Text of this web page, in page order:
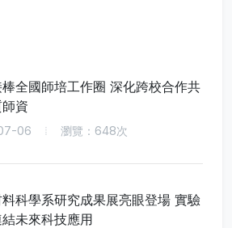
全國師培工作圈 深化跨校合作共
資
06 瀏覽：648次
科學系研究成果展亮眼登場 實驗
未來科技應用